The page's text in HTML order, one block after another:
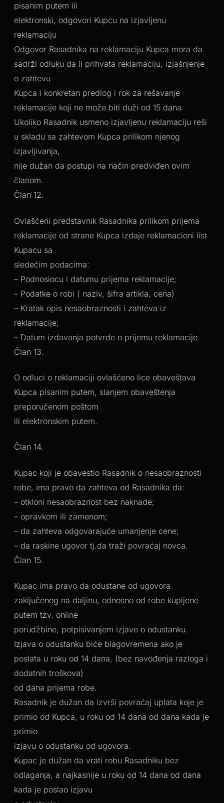
pisanim putem ili
elektronski, odgovori Kupcu na izjavljenu
reklamaciju
Odgovor Rasadnika na reklamaciju Kupca mora da
sadrži odluku da li prihvata reklamaciju, izjašnjenje
o zahtevu
Kupca i konkretan predlog i rok za rešavanje
reklamacije koji ne može biti duži od 15 dana.
Ukoliko Rasadnik usmeno izjavljenu reklamaciju reši
u skladu sa zahtevom Kupca prilikom njenog
izjavljivanja,
nije dužan da postupi na način predviđen ovim
članom.
Član 12.
Ovlašćeni predstavnik Rasadnika prilikom prijema
reklamacije od strane Kupca izdaje reklamacioni list
Kupacu sa
sledećim podacima:
– Podnosiocu i datumu prijema reklamacije;
– Podatke o robi ( naziv, šifra artikla, cena)
– Kratak opis nesaobraznosti i zahteva iz
reklamacije;
– Datum izdavanja potvrde o prijemu reklamacije.
Član 13.
O odluci o reklamaciji ovlašćeno lice obaveštava
Kupca pisanim putem, slanjem obaveštenja
preporučenom poštom
ili elektronskim putem.
Član 14.
Kupac koji je obavestio Rasadnik o nesaobraznosti
robe, ima pravo da zahteva od Rasadnika da:
– otkloni nesaobraznost bez naknade;
– opravkom ili zamenom;
– da zahteva odgovarajuće umanjenje cene;
– da raskine ugovor tj.da traži povraćaj novca.
Član 15.
Kupac ima pravo da odustane od ugovora
zaključenog na daljinu, odnosno od robe kupljene
putem tzv. online
porudžbine, potpisivanjem izjave o odustanku.
Izjava o odustanku biće blagovremena ako je
poslata u roku od 14 dana, (bez navođenja razloga i
dodatnih troškova)
od dana prijema robe.
Rasadnik je dužan da izvrši povraćaj uplata koje je
primio od Kupca, u roku od 14 dana od dana kada je
primio
izjavu o odustanku od ugovora.
Kupac je dužan da vrati robu Rasadniku bez
odlaganja, a najkasnije u roku od 14 dana od dana
kada je poslao izjavu